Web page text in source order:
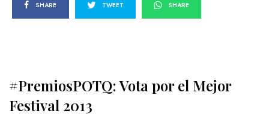
SHARE TWEET SHARE
#PremiosPOTQ: Vota por el Mejor
Festival 2013